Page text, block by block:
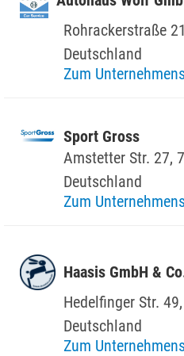
Rohr­acker­straße
Deutsch­land
Zum
Sport Gross
Amstetter Str. 27,
Deutsch­land
Zum
Haasis GmbH &
Hedel­finger Str.
Deutsch­land
Zum